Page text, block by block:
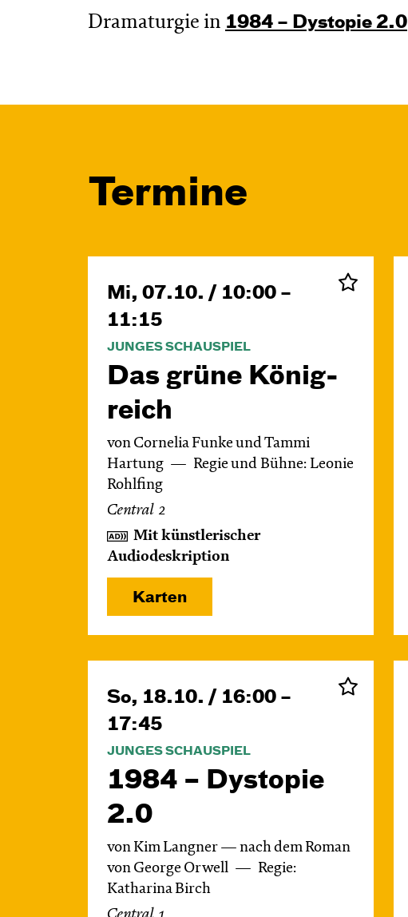
Dramaturgie in 1984 – Dystopie 2.0
Termine
Mi, 07.10. / 10:00 –
11:15
JUNGES SCHAUSPIEL
Das grüne König­
reich
von Cornelia Funke und Tammi
Hartung
Regie und Bühne: Leonie
Rohlfing
Central 2
Mit künstlerischer
Audiodeskription
Karten
So, 18.10. / 16:00 –
17:45
JUNGES SCHAUSPIEL
1984 – Dystopie
2.0
von Kim Langner — nach dem Roman
von George Orwell
Regie:
Katharina Birch